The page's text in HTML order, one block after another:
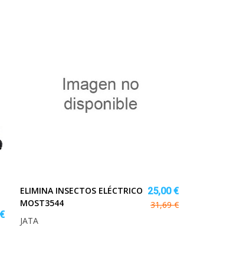
ELIMINA INSECTOS ELÉCTRICO
MOST3544
25,00 €
31,69 €
JATA